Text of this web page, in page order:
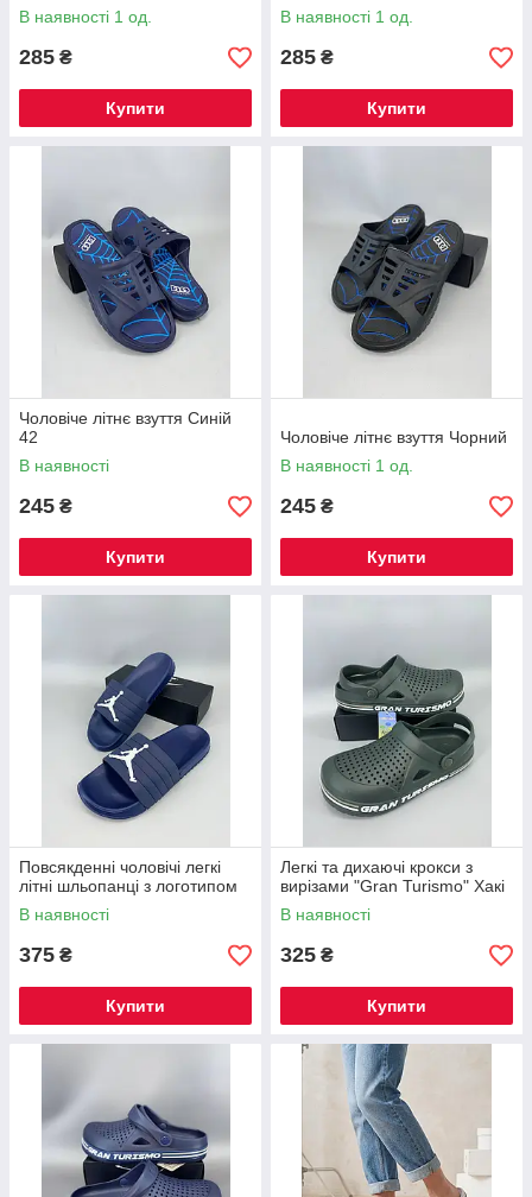
В наявності 1 од.
285 ₴
Купити
В наявності 1 од.
285 ₴
Купити
Чоловіче літнє взуття Синій
42
В наявності
245 ₴
Купити
Чоловіче літнє взуття Чорний
В наявності 1 од.
245 ₴
Купити
Повсякденні чоловічі легкі
літні шльопанці з логотипом
В наявності
375 ₴
Купити
Легкі та дихаючі крокси з
вирізами "Gran Turismo" Хакі
В наявності
325 ₴
Купити